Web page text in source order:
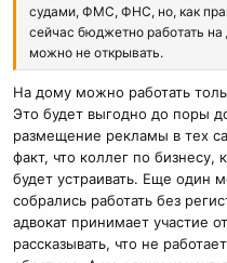
судами, ФМС, ФНС, но, как
сейчас бюджетно работать
можно не открывать.
На дому можно работать
Это будет выгодно до поры
размещение рекламы в тех
факт, что коллег по
будет устраивать. Еще один
собрались работать без
адвокат принимает участие
рассказывать, что не